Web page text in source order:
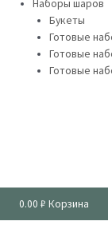
Наборы шаров
Букеты
Готовые
Готовые
Готовые
0.00 ₽ Корзина